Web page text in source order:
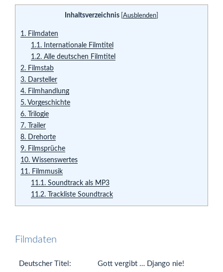
Inhaltsverzeichnis Ausblenden
1. Filmdaten
1.1. Internationale Filmtitel
1.2. Alle deutschen Filmtitel
2. Filmstab
3. Darsteller
4. Filmhandlung
5. Vorgeschichte
6. Trilogie
7. Trailer
8. Drehorte
9. Filmsprüche
10. Wissenswertes
11. Filmmusik
11.1. Soundtrack als MP3
11.2. Trackliste Soundtrack
Filmdaten
Deutscher Titel: Gott vergibt … Django nie!